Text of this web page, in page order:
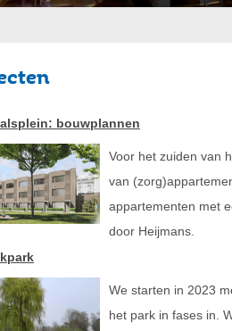
bouwplannen
Voor het zuiden van
van
appartementen met
door Heijmans.
We starten in 2023
het park in fases in.